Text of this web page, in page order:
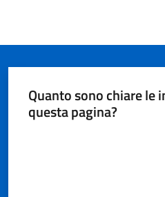
Quanto sono chiare le
questa pagina?